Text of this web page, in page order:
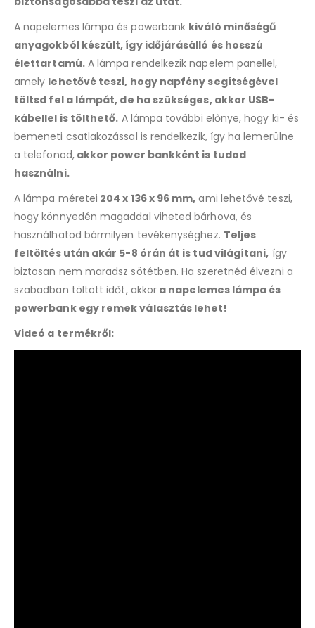
A napelemes lámpa és powerbank kiváló minőségű
anyagokból készült, így időjárásálló és hosszú
élettartamú.A lámpa rendelkezik napelem panellel,
amely lehetővé teszi, hogy napfény segítségével
töltsd fel a lámpát, de ha szükséges, akkor USB-
kábellel is tölthető. A lámpa további előnye, hogy ki- és
bemeneti csatlakozással is rendelkezik, így ha lemerülne
a telefonod,akkor power bankként is tudod
használni.
A lámpa méretei 204 x 136 x 96 mm, ami lehetővé teszi,
hogy könnyedén magaddal viheted bárhova, és
használhatod bármilyen tevékenységhez. Teljes
feltöltés után akár 5-8 órán át is tud világítani, így
biztosan nem maradsz sötétben. Ha szeretnéd élvezni a
szabadban töltött időt, akkor a napelemes lámpa és
powerbank egy remek választás lehet!
Videó a termékről: